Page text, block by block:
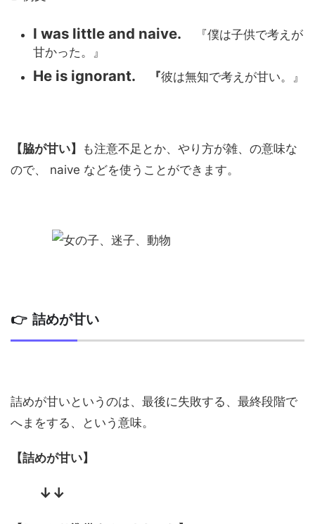
I was little and naive.
『僕は子供で考えが
甘かった。』
He is ignorant. 『彼は無知で考えが甘い。』
【脇が甘い】
も注意不足とか、やり方が雑、の意味な
ので、 naive などを使うことができます。
👉 詰めが甘い
詰めが甘いというのは、最後に失敗する、最終段階で
へまをする、という意味。
【詰めが甘い】
↓↓